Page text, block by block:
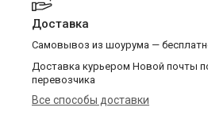
Доставка
Самовывоз из шоурума —
Доставка курьером Новой почты
перевозчика
Все способы доставки